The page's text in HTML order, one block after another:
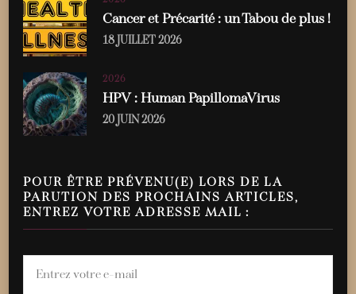
Cancer et Précarité : un Tabou de plus !
18 JUILLET 2026
2026
HPV : Human PapillomaVirus
20 JUIN 2026
POUR ÊTRE PRÉVENU(E) LORS DE LA
PARUTION DES PROCHAINS ARTICLES,
ENTREZ VOTRE ADRESSE MAIL :